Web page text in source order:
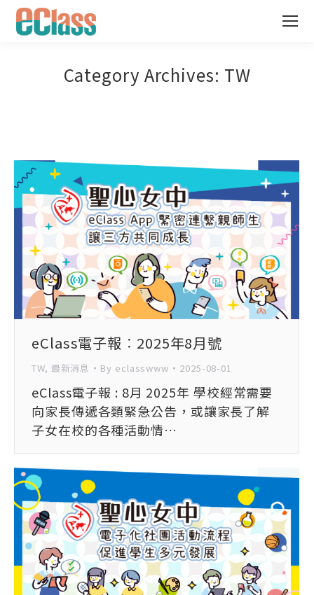
Category Archives: TW
eClass電子報︰2025年8月號
TW, 最新消息 By eclasswww 2025-08-01
eClass電子報 : 8月 2025年 學校經常需要
向家長傳遞各類緊急公告，或讓家長了解
子女在校的各種活動情…